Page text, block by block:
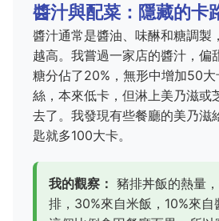
醬汁與配菜：隱藏的卡
醬汁通常是醬油、味醂和糖調製
越高。我嘗過一家店的醬汁，偏
糖分佔了20%，無形中增加50
絲，本來低卡，但淋上美乃滋或
去了。我發現有些餐廳的美乃滋
匙就多100大卡。
我的觀察： 豬排丼飯的熱量
排，30%來自米飯，10%來自